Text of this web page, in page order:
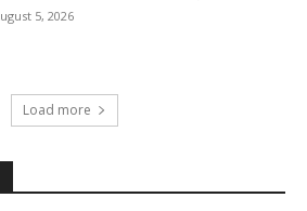
5, 2026
Load more